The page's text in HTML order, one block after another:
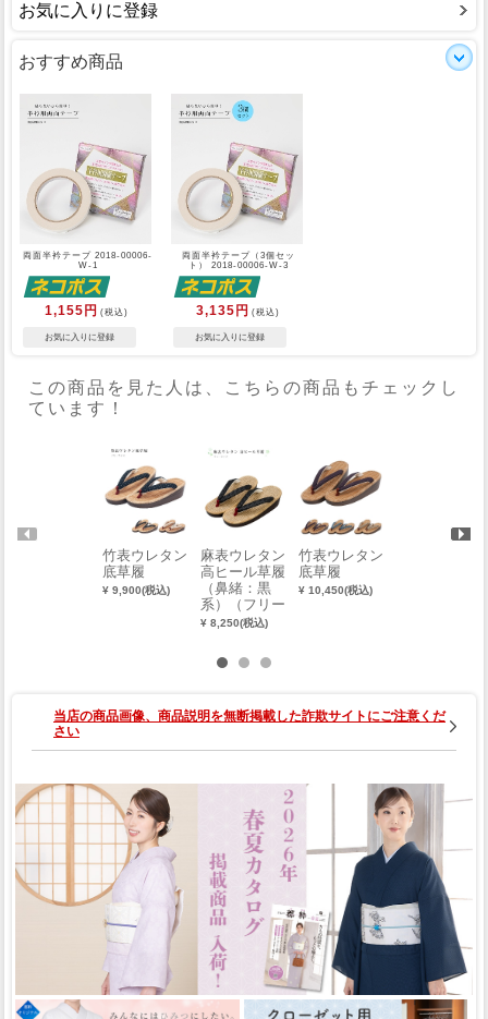
お気に入りに登録
おすすめ商品
両面半衿テープ 2018-00006-
W-1
1,155円 (税込)
両面半衿テープ（3個セッ
ト） 2018-00006-W-3
3,135円 (税込)
この商品を見た人は、こちらの商品もチェックし
ています！
竹表ウレタン
底草履
¥ 9,900(税込)
麻表ウレタン
高ヒール草履
（鼻緒：黒
系）（フリー
サイズ） 000
¥ 8,250(税込)
竹表ウレタン
底草履
¥ 10,450(税込)
当店の商品画像、商品説明を無断掲載した詐欺サイトにご注意くだ
さい